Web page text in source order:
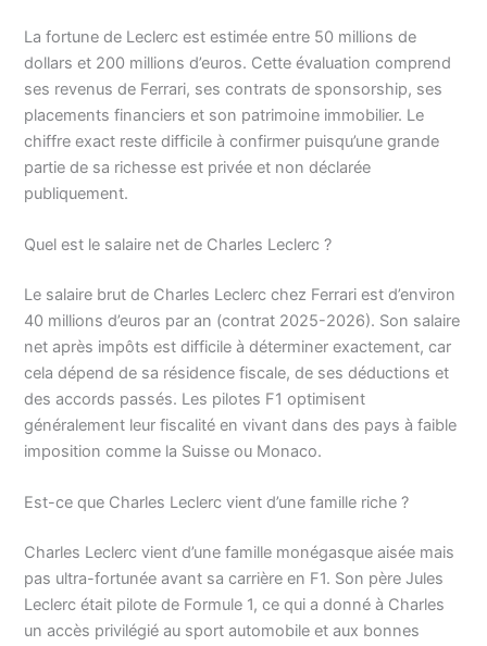
La fortune de Leclerc est estimée entre 50 millions de
dollars et 200 millions d’euros. Cette évaluation comprend
ses revenus de Ferrari, ses contrats de sponsorship, ses
placements financiers et son patrimoine immobilier. Le
chiffre exact reste difficile à confirmer puisqu’une grande
partie de sa richesse est privée et non déclarée
publiquement.
Quel est le salaire net de Charles Leclerc ?
Le salaire brut de Charles Leclerc chez Ferrari est d’environ
40 millions d’euros par an (contrat 2025-2026). Son salaire
net après impôts est difficile à déterminer exactement, car
cela dépend de sa résidence fiscale, de ses déductions et
des accords passés. Les pilotes F1 optimisent
généralement leur fiscalité en vivant dans des pays à faible
imposition comme la Suisse ou Monaco.
Est-ce que Charles Leclerc vient d’une famille riche ?
Charles Leclerc vient d’une famille monégasque aisée mais
pas ultra-fortunée avant sa carrière en F1. Son père Jules
Leclerc était pilote de Formule 1, ce qui a donné à Charles
un accès privilégié au sport automobile et aux bonnes